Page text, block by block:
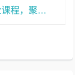
火星时代教育发布AI影视广告职业课程，聚焦AI视频全流程人才培养